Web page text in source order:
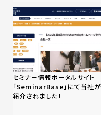
セミナー情報ポータルサイト
「SeminarBase」にて当社が
紹介されました！